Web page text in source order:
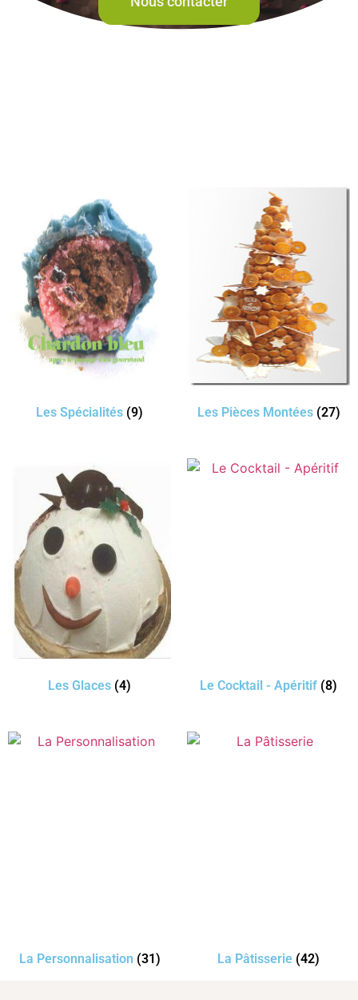
Les Spécialités (9) Les Pièces Montées (27)
Les Glaces (4) Le Cocktail - Apéritif (8)
La Personnalisation (31) La Pâtisserie (42)